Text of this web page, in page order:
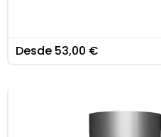
Desde 53,00 €